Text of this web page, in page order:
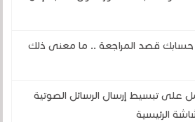
قصد المراجعة .. ما معنى ذلك
على تبسيط إرسال الرسائل الصوتية
الرئيسية